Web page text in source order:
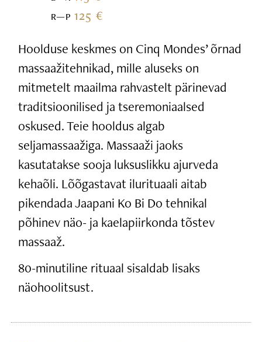
R—P125 €
Hoolduse keskmes on Cinq Mondes’ õrnad
massaažitehnikad, mille aluseks on
mitmetelt maailma rahvastelt pärinevad
traditsioonilised ja tseremoniaalsed
oskused. Teie hooldus algab
seljamassaažiga. Massaaži jaoks
kasutatakse sooja luksuslikku ajurveda
kehaõli. Lõõgastavat ilurituaali aitab
pikendada Jaapani Ko Bi Do tehnikal
põhinev näo- ja kaelapiirkonda tõstev
massaaž.
80-minutiline rituaal sisaldab lisaks
näohoolitsust.